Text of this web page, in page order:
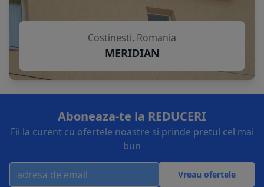
Costinesti, Romania
MERIDIAN
Aboneaza-te la REDUCERI
Fii la curent cu ofertele noastre si prinde pretul cel mai
bun
Vreau ofertele